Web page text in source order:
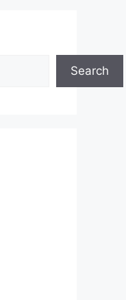
Search